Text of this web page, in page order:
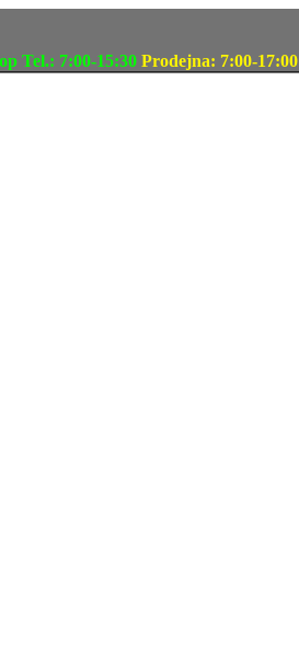
Tel.: 7:00-15:30 Prodejna: 7:00-17:00